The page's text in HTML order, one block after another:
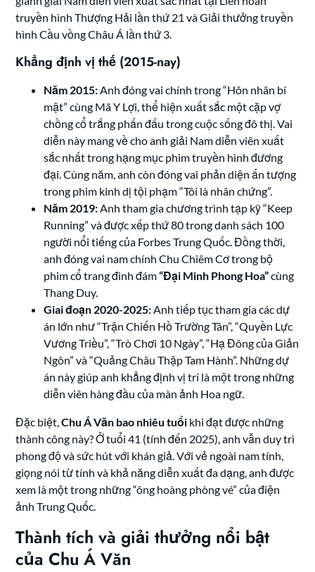
truyền hình Thượng Hải lần thứ 21 và Giải thưởng truyền
hình Cầu vồng Châu Á lần thứ 3.
Khẳng định vị thế (2015-nay)
Năm 2015: Anh đóng vai chính trong “Hôn nhân bí
mật” cùng Mã Y Lợi, thể hiện xuất sắc một cặp vợ
chồng cổ trắng phấn đấu trong cuộc sống đô thị. Vai
diễn này mang về cho anh giải Nam diễn viên xuất
sắc nhất trong hạng mục phim truyền hình đương
đại. Cùng năm, anh còn đóng vai phản diện ấn tượng
trong phim kinh dị tội phạm “Tôi là nhân chứng”.
Năm 2019: Anh tham gia chương trình tạp kỹ “Keep
Running” và được xếp thứ 80 trong danh sách 100
người nổi tiếng của Forbes Trung Quốc. Đồng thời,
anh đóng vai nam chính Chu Chiêm Cơ trong bộ
phim cổ trang đình đám“Đại Minh Phong Hoa”cùng
Thang Duy.
Giai đoạn 2020-2025: Anh tiếp tục tham gia các dự
án lớn như “Trận Chiến Hồ Trường Tân”, “Quyền Lực
Vương Triều”, “Trò Chơi 10 Ngày”, “Hạ Đông của Giản
Ngôn” và “Quảng Châu Thập Tam Hành”. Những dự
án này giúp anh khẳng định vị trí là một trong những
diễn viên hàng đầu của màn ảnh Hoa ngữ.
Đặc biệt,Chu Á Văn bao nhiêu tuổi khi đạt được những
thành công này? Ở tuổi 41 (tính đến 2025), anh vẫn duy trì
phong độ và sức hút với khán giả. Với vẻ ngoài nam tính,
giọng nói từ tính và khả năng diễn xuất đa dạng, anh được
xem là một trong những “ông hoàng phòng vé” của điện
ảnh Trung Quốc.
Thành tích và giải thưởng nổi bật
của Chu Á Văn